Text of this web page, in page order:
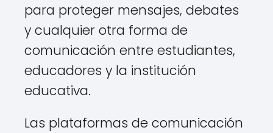
para proteger mensajes, debates
y cualquier otra forma de
comunicación entre estudiantes,
educadores y la institución
educativa.
Las plataformas de comunicación